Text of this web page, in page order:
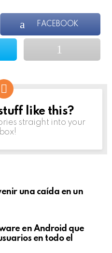
FACEBOOK
like this?
straight into your
una caída en un
en Android que
en todo el